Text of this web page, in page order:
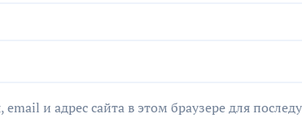
и адрес сайта в этом браузере для